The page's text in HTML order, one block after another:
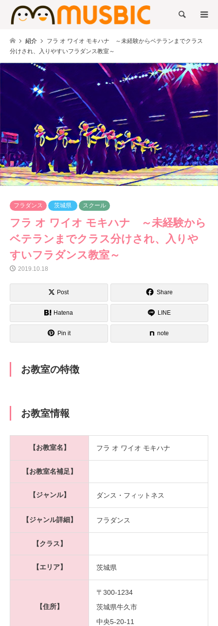
検索
紹介
フラ オ ワイオ モキハナ ～未経験からベテランまでクラス
分けされ、入りやすいフラダンス教室～
フラダンス 茨城県 スクール
フラ オ ワイオ モキハナ ～未経験から
ベテランまでクラス分けされ、入りや
すいフラダンス教室～
2019.10.18
Post Share
Hatena LINE
Pin it note
お教室の特徴
お教室情報
【お教室名】 フラ オ ワイオ モキハナ
【お教室名補足】
【ジャンル】 ダンス・フィットネス
【ジャンル詳細】 フラダンス
【クラス】
【エリア】 茨城県
【住所】
〒300-1234
茨城県牛久市
中央5-20-11